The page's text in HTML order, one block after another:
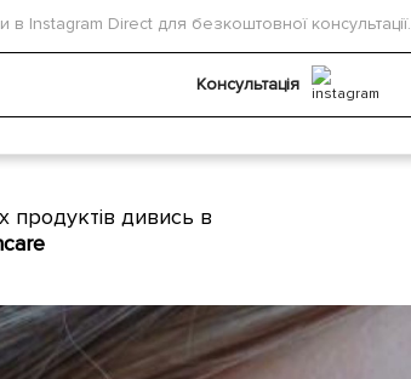
в Instagram Direct для безкоштовної консультації.
Консультація
продуктів дивись в